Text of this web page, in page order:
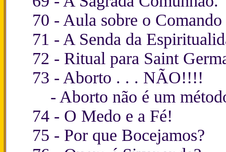
70 - Aula sobre o
71 - A Senda da
72 - Ritual para Saint
73 - Aborto . . . NÃO!!!!
- Aborto não é um
74 - O Medo e a Fé!
75 - Por que Bocejamos?